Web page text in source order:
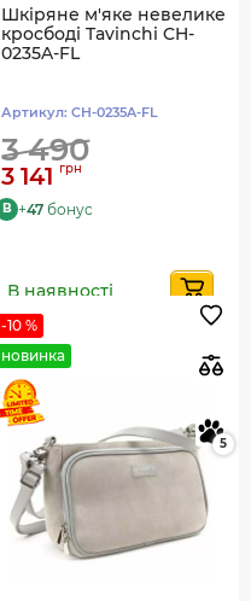
Шкіряне м'яке невелике
кросбоді Tavinchi CH-
0235A-FL
Артикул: CH-0235A-FL
3 490
3 141 грн
B +47 бонус
В наявності
-10 %
новинка
5